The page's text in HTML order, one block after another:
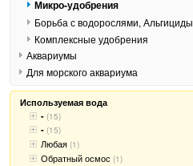
Микро-удобрения
Борьба с водорослями, Альгициды
Комплексные удобрения
Аквариумы
Для морского аквариума
Используемая вода
- (15)
- (15)
Любая (1)
Обратный осмос (1)